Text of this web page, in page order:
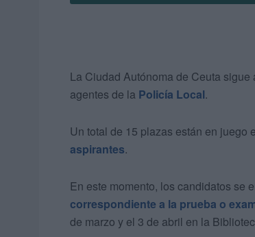
La Ciudad Autónoma de Ceuta sigue
agentes de la Policía Local.
Un total de 15 plazas están en juego
aspirantes.
En este momento, los candidatos se
correspondiente a la prueba o
de marzo y el 3 de abril en la